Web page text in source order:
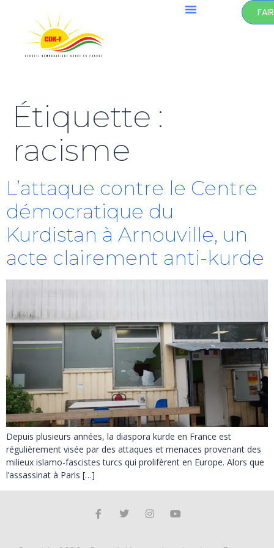
Étiquette :
racisme
L’attaque contre le Centre
démocratique du
Kurdistan à Arnouville, un
acte clairement anti-kurde
Depuis plusieurs années, la diaspora kurde en France est
régulièrement visée par des attaques et menaces provenant des
milieux islamo-fascistes turcs qui prolifèrent en Europe. Alors que
l’assassinat à Paris […]